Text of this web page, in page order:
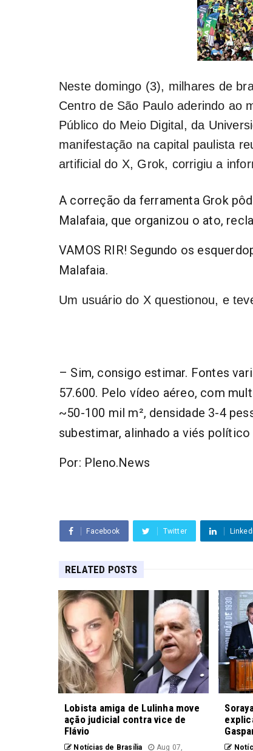
Neste domingo (3), milhares de
Centro de São Paulo aderindo ao
Público do Meio Digital, da
manifestação na capital paulista
artificial do X, Grok, corrigiu a
A correção da ferramenta Grok
Malafaia, que organizou o ato,
VAMOS RIR! Segundo os
Malafaia.
Um usuário do X questionou, e
– Sim, consigo estimar. Fontes
57.600. Pelo vídeo aéreo, com
~50-100 mil m², densidade 3-4
subestimar, alinhado a viés
Por: Pleno.News
Facebook Twitter
RELATED POSTS
Lobista amiga de Lulinha move
ação judicial contra vice de
Flávio
Notícias de Brasília
Aug 07,